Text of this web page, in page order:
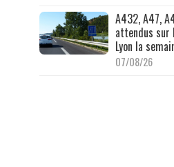
A432, A47,
attendus sur
Lyon la
07/08/26